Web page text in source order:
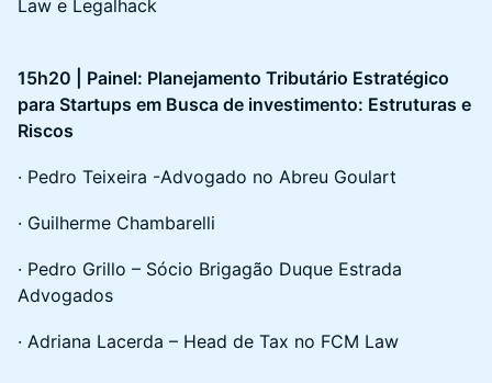
Law e Legalhack
15h20 | Painel: Planejamento Tributário Estratégico
para Startups em Busca de investimento: Estruturas e
Riscos
· Pedro Teixeira -Advogado no Abreu Goulart
· Guilherme Chambarelli
· Pedro Grillo – Sócio Brigagão Duque Estrada
Advogados
· Adriana Lacerda – Head de Tax no FCM Law